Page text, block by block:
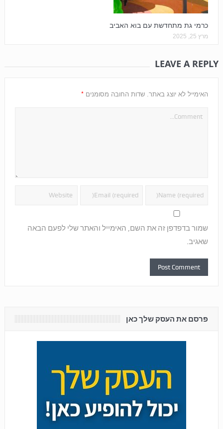
כרמי גת מתחדשת עם בוא האביב
מרץ 25, 2025
LEAVE A REPLY
האימייל לא יוצג באתר. שדות החובה מסומנים *
שמור בדפדפן זה את השם, האימייל והאתר שלי לפעם הבאה
שאגיב.
פרסם את העסק שלך כאן